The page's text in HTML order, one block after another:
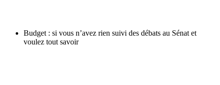
Budget : si vous n’avez rien suivi des débats au Sénat et
voulez tout savoir